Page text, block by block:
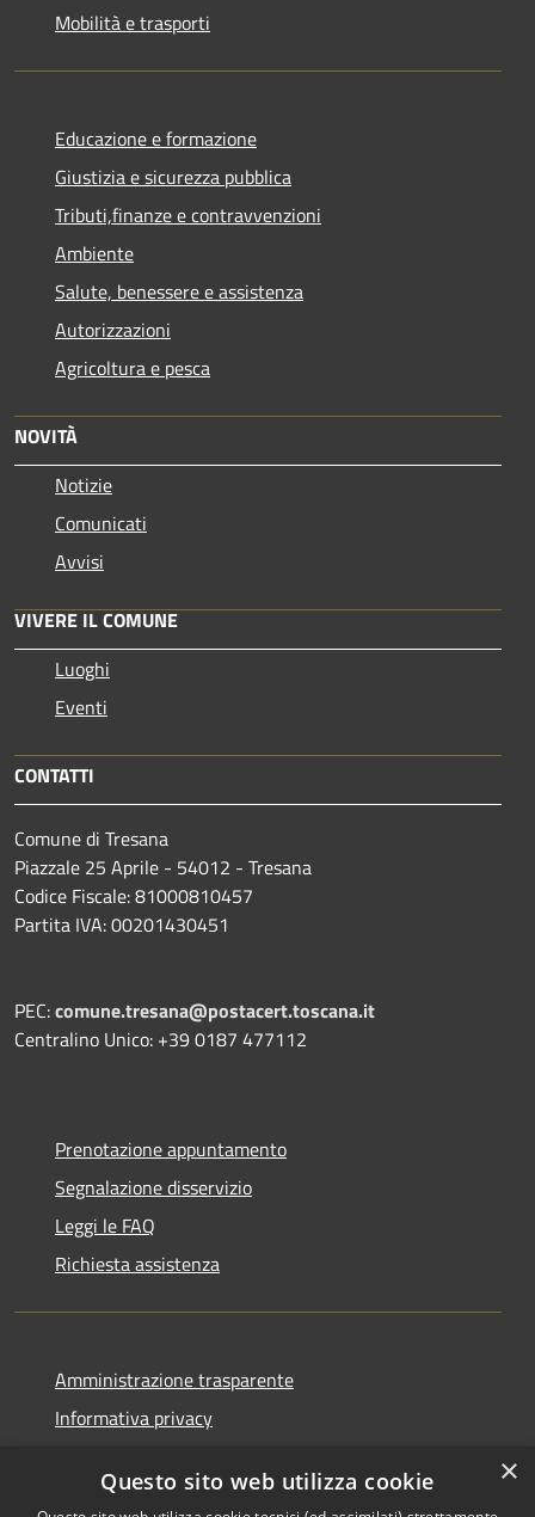
Mobilità e trasporti
Educazione e formazione
Giustizia e sicurezza pubblica
Tributi,finanze e contravvenzioni
Ambiente
Salute, benessere e assistenza
Autorizzazioni
Agricoltura e pesca
NOVITÀ
Notizie
Comunicati
Avvisi
VIVERE IL COMUNE
Luoghi
Eventi
CONTATTI
Comune di Tresana
Piazzale 25 Aprile - 54012 - Tresana
Codice Fiscale: 81000810457
Partita IVA: 00201430451
PEC:comune.tresana@postacert.toscana.it
Centralino Unico: +39 0187 477112
Prenotazione appuntamento
Segnalazione disservizio
Leggi le FAQ
Richiesta assistenza
Amministrazione trasparente
Informativa privacy
Dichiarazione di accessibilità
×
Questo sito web utilizza cookie